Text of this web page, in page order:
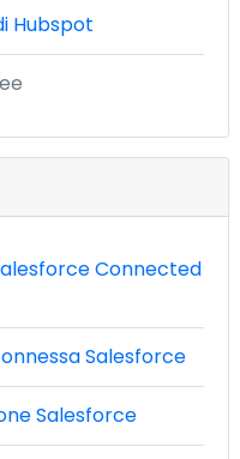
Hubspot
Connected
Salesforce
Salesforce